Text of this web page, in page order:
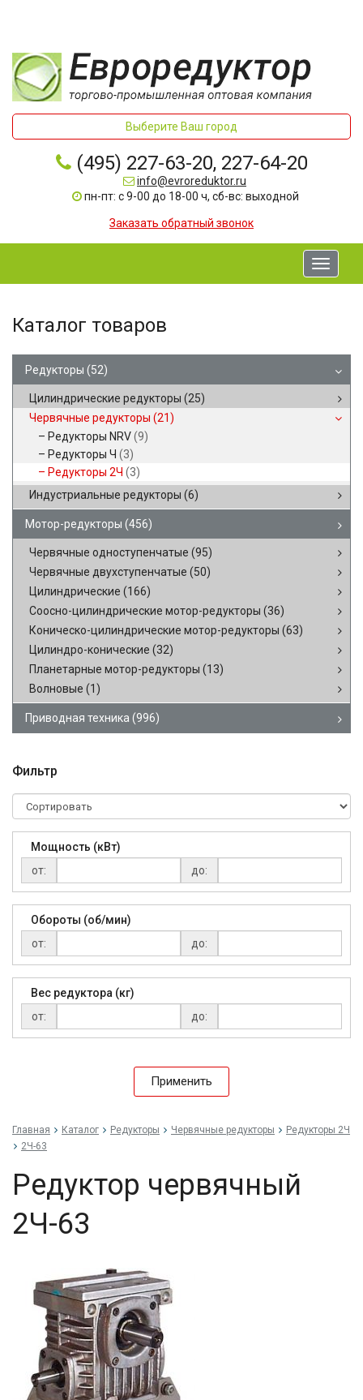
Выберите Ваш город
(495) 227-63-20, 227-64-20
info@evroreduktor.ru
пн-пт: с 9-00 до 18-00 ч, сб-вс: выходной
Заказать обратный звонок
Toggle
Каталог товаров
Редукторы (52)
Цилиндрические редукторы (25)
Червячные редукторы (21)
Редукторы NRV(9)
Редукторы Ч (3)
Редукторы 2Ч (3)
Индустриальные редукторы (6)
Мотор-редукторы (456)
Червячные одноступенчатые (95)
Червячные двухступенчатые (50)
Цилиндрические (166)
Соосно-цилиндрические мотор-редукторы (36)
Коническо-цилиндрические мотор-редукторы (63)
Цилиндро-конические (32)
Планетарные мотор-редукторы (13)
Волновые (1)
Приводная техника (996)
Фильтр
Мощность (кВт)
от:
до:
Обороты (об/мин)
от:
до:
Вес редуктора (кг)
от:
до:
Применить
Главная Каталог Редукторы Червячные редукторы
Редукторы 2Ч
2Ч-63
Редуктор червячный
2Ч-63